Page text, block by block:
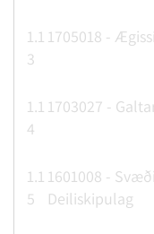
1.1
3
1705018 -
1.1
4
1703027 -
1.1
5
1601008 -
Deiliskipulag